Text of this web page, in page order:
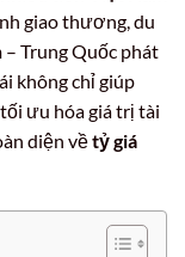
giao thương, du
Trung Quốc phát
không chỉ giúp
ưu hóa giá trị tài
diện vềtỷ giá